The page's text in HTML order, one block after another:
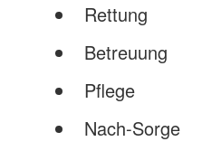
Rettung
Betreuung
Pflege
Nach-Sorge